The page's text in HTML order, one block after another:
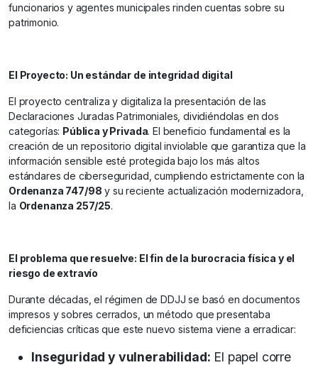
funcionarios y agentes municipales rinden cuentas sobre su
patrimonio.
El Proyecto: Un estándar de integridad digital
El proyecto centraliza y digitaliza la presentación de las
Declaraciones Juradas Patrimoniales, dividiéndolas en dos
categorías: Pública y Privada. El beneficio fundamental es la
creación de un repositorio digital inviolable que garantiza que la
información sensible esté protegida bajo los más altos
estándares de ciberseguridad, cumpliendo estrictamente con la
Ordenanza 747/98 y su reciente actualización modernizadora,
la Ordenanza 257/25.
El problema que resuelve: El fin de la burocracia física y el
riesgo de extravío
Durante décadas, el régimen de DDJJ se basó en documentos
impresos y sobres cerrados, un método que presentaba
deficiencias críticas que este nuevo sistema viene a erradicar:
Inseguridad y vulnerabilidad: El papel corre